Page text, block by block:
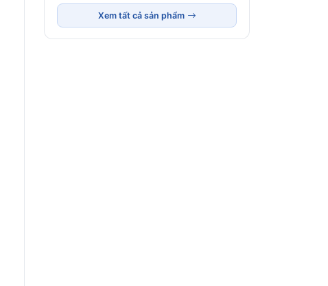
Xem tất cả sản phẩm